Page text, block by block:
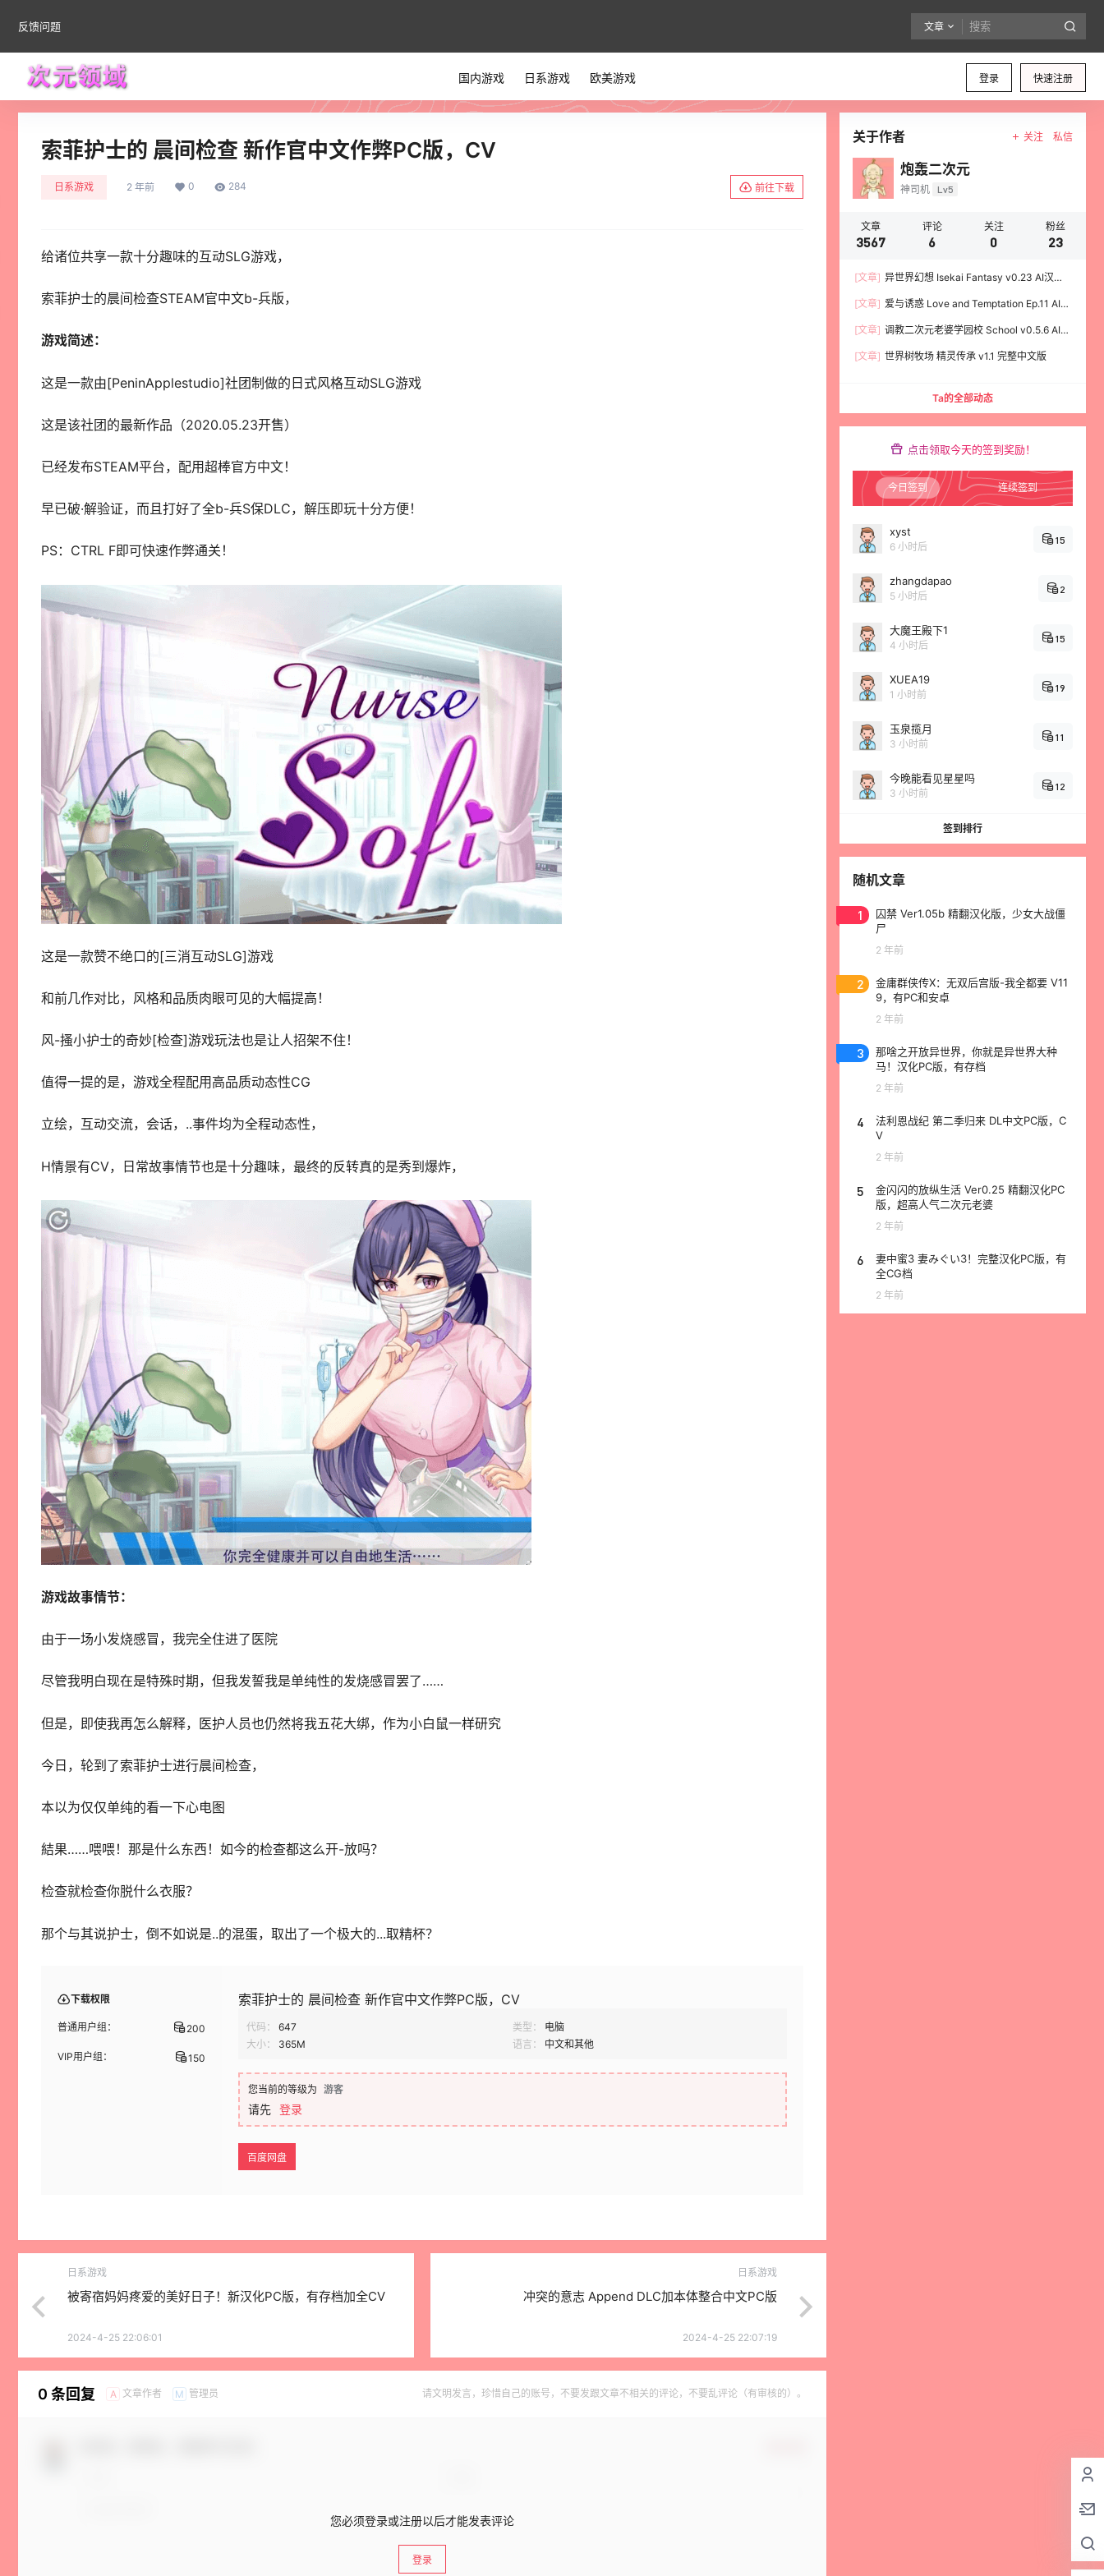
反馈问题 文章
登录 快速注册
国内游戏 日系游戏 欧美游戏
索菲护士的 晨间检查 新作官中文作弊PC版，CV
日系游戏 2 年前 0 284 前往下载
给诸位共享一款十分趣味的互动SLG游戏，
索菲护士的晨间检查STEAM官中文b-兵版，
游戏简述：
这是一款由[PeninApplestudio]社团制做的日式风格互动SLG游戏
这是该社团的最新作品（2020.05.23开售）
已经发布STEAM平台，配用超棒官方中文！
早已破·解验证，而且打好了全b-兵S保DLC，解压即玩十分方便！
PS：CTRL F即可快速作弊通关！
这是一款赞不绝口的[三消互动SLG]游戏
和前几作对比，风格和品质肉眼可见的大幅提高！
风-搔小护士的奇妙[检查]游戏玩法也是让人招架不住！
值得一提的是，游戏全程配用高品质动态性CG
立绘，互动交流，会话，..事件均为全程动态性，
H情景有CV，日常故事情节也是十分趣味，最终的反转真的是秀到爆炸，
游戏故事情节：
由于一场小发烧感冒，我完全住进了医院
尽管我明白现在是特殊时期，但我发誓我是单纯性的发烧感冒罢了……
但是，即使我再怎么解释，医护人员也仍然将我五花大绑，作为小白鼠一样研究
今日，轮到了索菲护士进行晨间检查，
本以为仅仅单纯的看一下心电图
結果……喂喂！那是什么东西！如今的检查都这么开-放吗？
检查就检查你脱什么衣服？
那个与其说护士，倒不如说是..的混蛋，取出了一个极大的...取精杯？
下载权限
普通用户组： 200
VIP用户组： 150
索菲护士的 晨间检查 新作官中文作弊PC版，CV
代码： 647 类型：
电脑
大小：
365M 语言： 中文和其他
您当前的等级为 游客
请先 登录
百度网盘
日系游戏
被寄宿妈妈疼爱的美好日子！新汉化PC版，有存档加全CV
2024-4-25 22:06:01
日系游戏
冲突的意志 Append DLC加本体整合中文PC版
2024-4-25 22:07:19
0 条回复 A 文章作者 M 管理员 请文明发言，珍惜自己的账号，不要发跟文章不相关的评论，不要乱评论（有审核的）。
您必须登录或注册以后才能发表评论
登录
关于作者 关注 私信
炮轰二次元
神司机 Lv5
文章
3567
评论
6
关注
0
粉丝
23
[文章] 异世界幻想 Isekai Fantasy v0.23 AI汉化
[文章] 爱与诱惑 Love and Temptation Ep.11 AI汉
[文章] 调教二次元老婆学园校 School v0.5.6 AI汉
[文章] 世界树牧场 精灵传承 v1.1 完整中文版
Ta的全部动态
点击领取今天的签到奖励！
今日签到 连续签到
xyst
6 小时后
15
zhangdapao
5 小时后
2
大魔王殿下1
4 小时后
15
XUEA19
1 小时前
19
玉泉揽月
3 小时前
11
今晚能看见星星吗
3 小时前
12
签到排行
随机文章
1
囚禁 Ver1.05b 精翻汉化版，少女大战僵
尸
2 年前
2
金庸群侠传X：无双后宫版-我全都要 V11
9，有PC和安卓
2 年前
3
那啥之开放异世界，你就是异世界大种
马！汉化PC版，有存档
2 年前
4
法利恩战纪 第二季归来 DL中文PC版，C
V
2 年前
5
金闪闪的放纵生活 Ver0.25 精翻汉化PC
版，超高人气二次元老婆
2 年前
6
妻中蜜3 妻みぐい3！完整汉化PC版，有
全CG档
2 年前